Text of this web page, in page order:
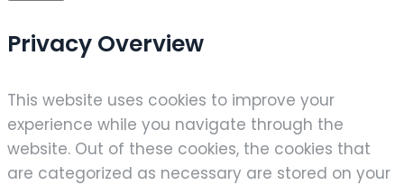
Privacy Overview
This website uses cookies to improve your
experience while you navigate through the
website. Out of these cookies, the cookies that
are categorized as necessary are stored on your